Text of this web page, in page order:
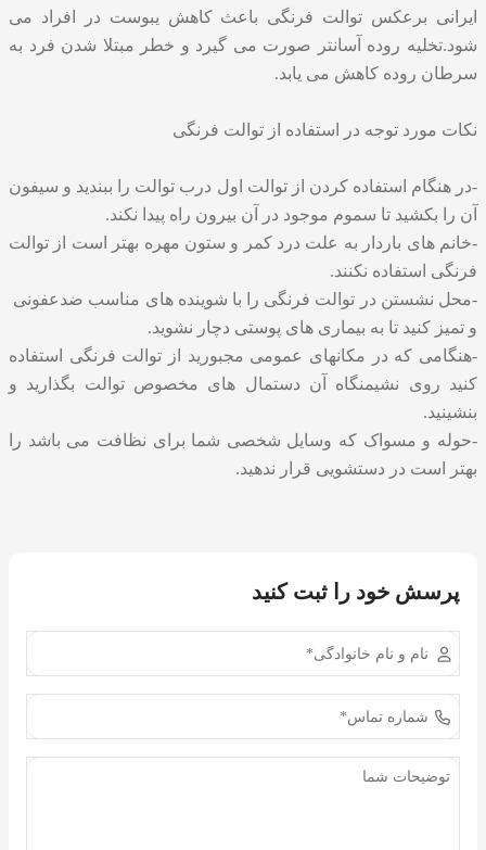
ایرانی برعکس توالت فرنگی باعث کاهش یبوست در افراد می
شود.تخلیه روده آسانتر صورت می گیرد و خطر مبتلا شدن فرد به
سرطان روده کاهش می یابد.
نکات مورد توجه در استفاده از توالت فرنگی
-در هنگام استفاده کردن از توالت اول درب توالت را ببندید و سیفون
آن را بکشید تا سموم موجود در آن بیرون راه پیدا نکند.
-خانم های باردار به علت درد کمر و ستون مهره بهتر است از توالت
فرنگی استفاده نکنند.
-محل نشستن در توالت فرنگی را با شوینده های مناسب ضدعفونی
و تمیز کنید تا به بیماری های پوستی دچار نشوید.
-هنگامی که در مکانهای عمومی مجبورید از توالت فرنگی استفاده
کنید روی نشیمنگاه آن دستمال های مخصوص توالت بگذارید و
بنشینید.
-حوله و مسواک که وسایل شخصی شما برای نظافت می باشد را
بهتر است در دستشویی قرار ندهید.
پرسش خود را ثبت کنید